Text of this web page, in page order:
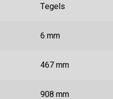
Tegels
6 mm
467 mm
908 mm